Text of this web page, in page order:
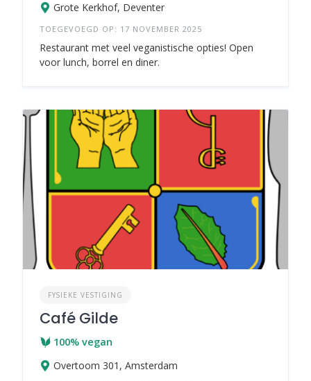
Grote Kerkhof, Deventer
TOEGEVOEGD OP: 17 NOVEMBER 2025
Restaurant met veel veganistische opties! Open
voor lunch, borrel en diner.
FYSIEKE VESTIGING
Café Gilde
100% vegan
Overtoom 301, Amsterdam